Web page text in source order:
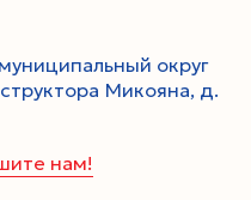
округ
Микояна, д.
нам!